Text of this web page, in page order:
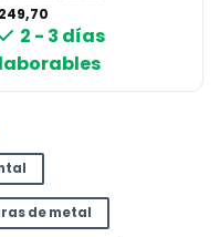
249,70
2 - 3 días
laborables
de metal